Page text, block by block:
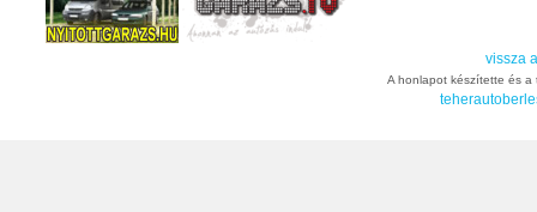
vissza
A honlapot készítette és